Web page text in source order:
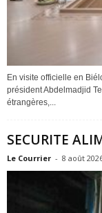
En visite officielle en
président Abdelmadjid
étrangères,...
SECURITE
Le Courrier - 8 août